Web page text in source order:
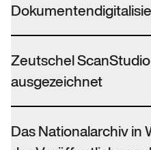
Zeutschel
ausgezeichnet
Das Nationalarchiv in